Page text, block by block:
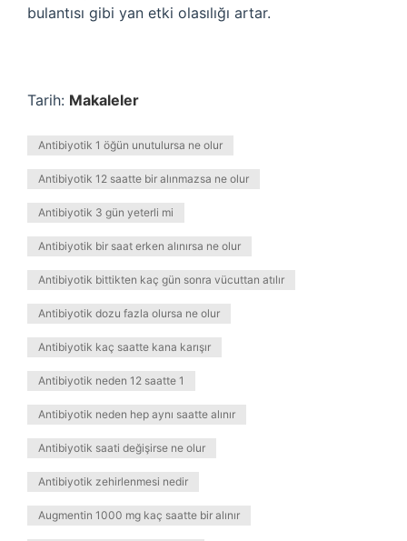
bulantısı gibi yan etki olasılığı artar.
Tarih: Makaleler
Antibiyotik 1 öğün unutulursa ne olur
Antibiyotik 12 saatte bir alınmazsa ne olur
Antibiyotik 3 gün yeterli mi
Antibiyotik bir saat erken alınırsa ne olur
Antibiyotik bittikten kaç gün sonra vücuttan atılır
Antibiyotik dozu fazla olursa ne olur
Antibiyotik kaç saatte kana karışır
Antibiyotik neden 12 saatte 1
Antibiyotik neden hep aynı saatte alınır
Antibiyotik saati değişirse ne olur
Antibiyotik zehirlenmesi nedir
Augmentin 1000 mg kaç saatte bir alınır